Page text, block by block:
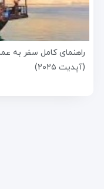
راهنمای کامل سفر به
(آپدیت ۲۰۲۵)